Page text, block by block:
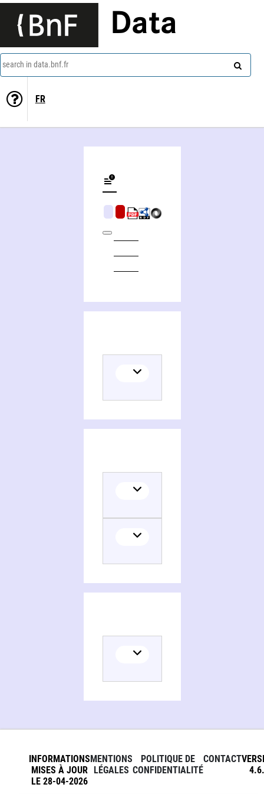
Data
search in data.bnf.fr
FR
INFORMATIONS
MISES À JOUR
LE 28-04-2026
MENTIONS
LÉGALES
POLITIQUE DE
CONFIDENTIALITÉ
CONTACT